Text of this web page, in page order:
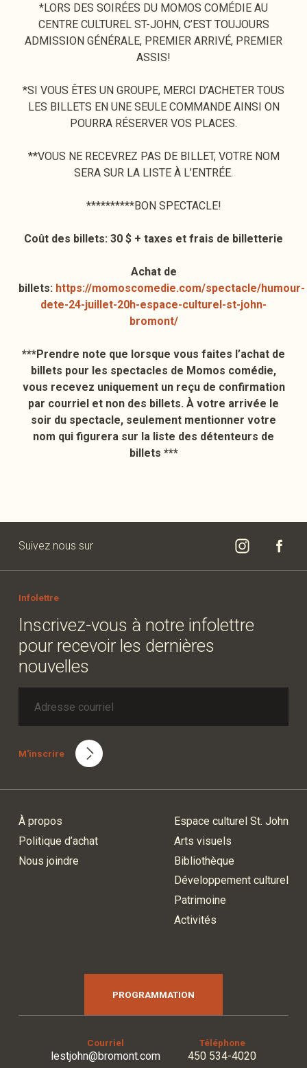
*LORS DES SOIRÉES DU MOMOS COMÉDIE AU
CENTRE CULTUREL ST-JOHN, C’EST TOUJOURS
ADMISSION GÉNÉRALE, PREMIER ARRIVÉ, PREMIER
ASSIS!
*SI VOUS ÊTES UN GROUPE, MERCI D’ACHETER TOUS
LES BILLETS EN UNE SEULE COMMANDE AINSI ON
POURRA RÉSERVER VOS PLACES.
**VOUS NE RECEVREZ PAS DE BILLET, VOTRE NOM
SERA SUR LA LISTE À L’ENTRÉE.
**********BON SPECTACLE!
Coût des billets: 30 $ + taxes et frais de billetterie
Achat de
billets: https://momoscomedie.com/spectacle/humour-
dete-24-juillet-20h-espace-culturel-st-john-
bromont/
***Prendre note que lorsque vous faites l’achat de
billets pour les spectacles de Momos comédie,
vous recevez uniquement un reçu de confirmation
par courriel et non des billets. À votre arrivée le
soir du spectacle, seulement mentionner votre
nom qui figurera sur la liste des détenteurs de
billets ***
Suivez nous sur
Infolettre
Inscrivez-vous à notre infolettre
pour recevoir les dernières
nouvelles
M'inscrire
À propos
Politique d’achat
Nous joindre
Espace culturel St. John
Arts visuels
Bibliothèque
Développement culturel
Patrimoine
Activités
PROGRAMMATION
Courriel
lestjohn@bromont.com
Téléphone
450 534-4020